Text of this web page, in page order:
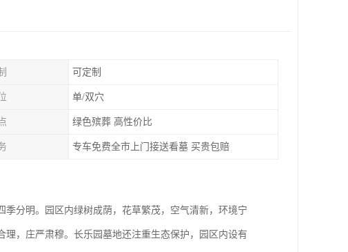
可定制
单/双穴
绿色殡葬 高性价比
专车免费全市上门接送看墓 买贵包赔
分明。园区内绿树成荫，花草繁茂，空气清新，环境宁
，庄严肃穆。长乐园墓地还注重生态保护，园区内设有